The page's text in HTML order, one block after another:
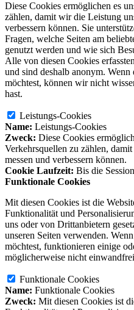
Diese Cookies ermöglichen es
zählen, damit wir die Leistung
verbessern können. Sie
Fragen, welche Seiten am
genutzt werden und wie sich
Alle von diesen Cookies
und sind deshalb anonym.
möchtest, können wir nicht
hast.
Leistungs-Cookies
Name: Leistungs-Cookies
Zweck: Diese Cookies
Verkehrsquellen zu zählen,
messen und verbessern können.
Cookie Laufzeit: Bis die
Funktionale Cookies
Mit diesen Cookies ist die
Funktionalität und
uns oder von Drittanbietern
unseren Seiten verwenden.
möchtest, funktionieren einige
möglicherweise nicht
Funktionale Cookies
Name: Funktionale Cookies
Zweck: Mit diesen Cookies ist